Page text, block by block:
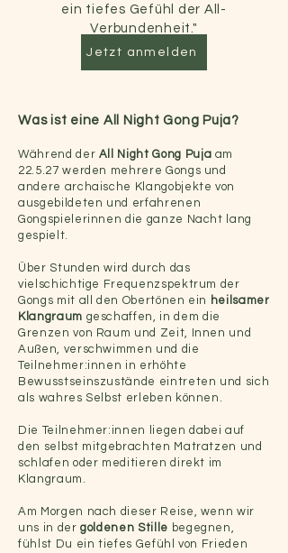
ein tiefes Gefühl der All-
Verbundenheit."
Was ist eine All Night Gong Puja?
Während der All Night Gong Puja am
22.5.27 werden mehrere Gongs und
andere archaische Klangobjekte von
ausgebildeten und erfahrenen
Gongspielerinnen die ganze Nacht lang
gespielt.
Über Stunden wird durch das
vielschichtige Frequenzspektrum der
Gongs mit all den Obertönen ein heilsamer
Klangraum geschaffen, in dem die
Grenzen von Raum und Zeit, Innen und
Außen, verschwimmen und die
Teilnehmer:innen in erhöhte
Bewusstseinszustände eintreten und sich
als wahres Selbst erleben können.
Die Teilnehmer:innen liegen dabei auf
den selbst mitgebrachten Matratzen und
schlafen oder meditieren direkt im
Klangraum.
Am Morgen nach dieser Reise, wenn wir
uns in dergoldenen Stille begegnen,
fühlst Du ein tiefes Gefühl von Frieden
Jetzt anmelden